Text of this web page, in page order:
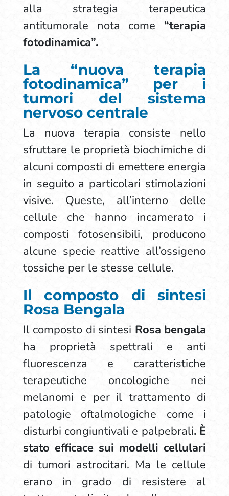
alla strategia terapeutica
antitumorale nota come “terapia
fotodinamica”.
La “nuova terapia
fotodinamica” per i
tumori del sistema
nervoso centrale
La nuova terapia consiste nello
sfruttare le proprietà biochimiche di
alcuni composti di emettere energia
in seguito a particolari stimolazioni
visive. Queste, all’interno delle
cellule che hanno incamerato i
composti fotosensibili, producono
alcune specie reattive all’ossigeno
tossiche per le stesse cellule.
Il composto di sintesi
Rosa Bengala
Il composto di sintesi Rosa bengala
ha proprietà spettrali e anti
fluorescenza e caratteristiche
terapeutiche oncologiche nei
melanomi e per il trattamento di
patologie oftalmologiche come i
disturbi congiuntivali e palpebrali. È
stato efficace sui modelli cellulari
di tumori astrocitari. Ma le cellule
erano in grado di resistere al